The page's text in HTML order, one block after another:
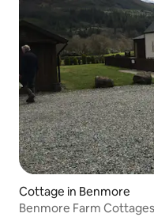
Cottage in Benmore
Benmore Farm